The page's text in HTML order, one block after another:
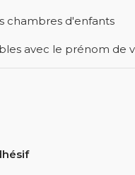
chambres d'enfants
avec le prénom de